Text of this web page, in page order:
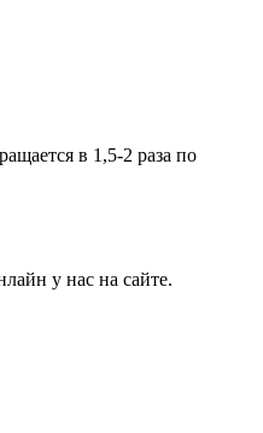
в 1,5-2 раза по
у нас на сайте.